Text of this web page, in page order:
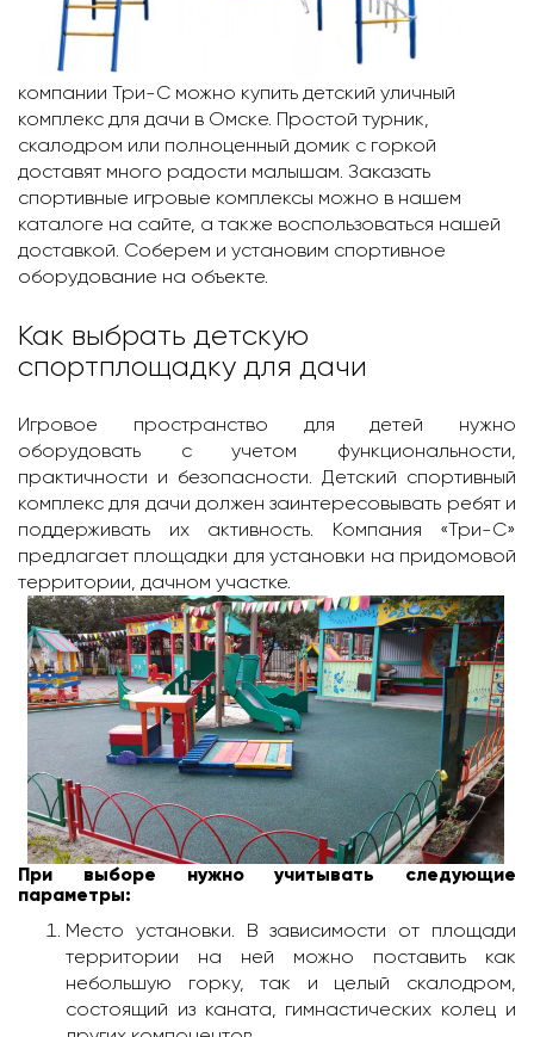
компании Три-С можно купить детский уличный
комплекс для дачи в Омскe. Простой турник,
скалодром или полноценный домик с горкой
доставят много радости малышам. Заказать
спортивные игровые комплексы можно в нашем
каталоге на сайте, а также воспользоваться нашей
доставкой. Соберем и установим спортивное
оборудование на объекте.
Как выбрать детскую
спортплощадку для дачи
Игровое пространство для детей нужно
оборудовать с учетом функциональности,
практичности и безопасности. Детский спортивный
комплекс для дачи должен заинтересовывать ребят и
поддерживать их активность. Компания «Три-С»
предлагает площадки для установки на придомовой
территории, дачном участке.
При выборе нужно учитывать следующие
параметры:
Место установки. В зависимости от площади
территории на ней можно поставить как
небольшую горку, так и целый скалодром,
состоящий из каната, гимнастических колец и